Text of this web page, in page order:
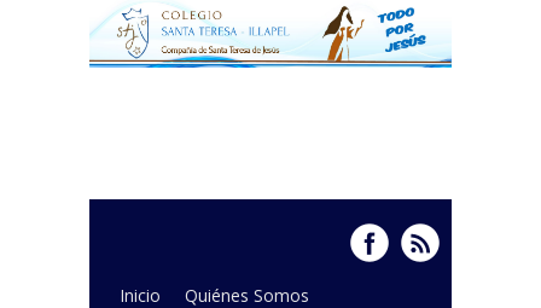
Inicio Quiénes Somos